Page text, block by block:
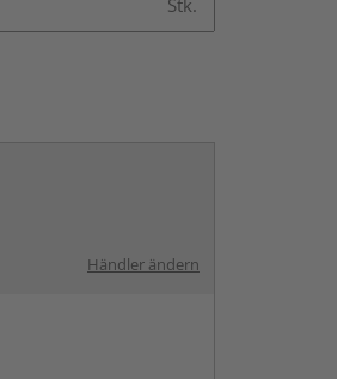
Stk.
Händler ändern